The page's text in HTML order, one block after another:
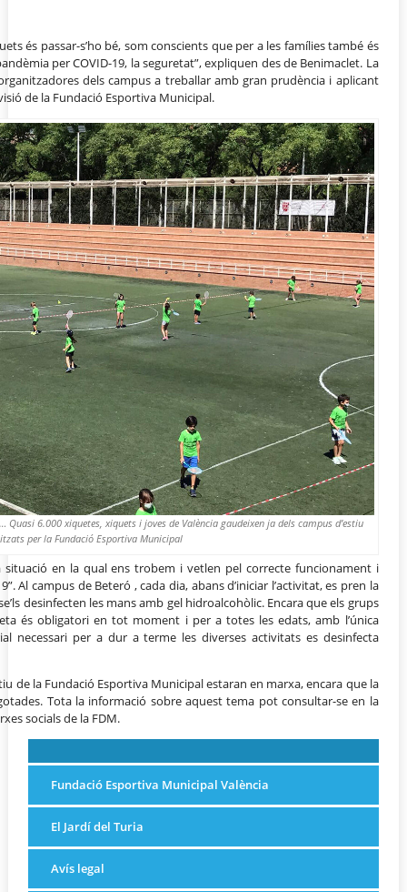
és passar-s’ho bé, som conscients que per a les famílies també és
per COVID-19, la seguretat”, expliquen des de Benimaclet. La
dels campus a treballar amb gran prudència i aplicant
de la Fundació Esportiva Municipal.
6.000 xiquetes, xiquets i joves de València gaudeixen ja dels campus d’estiu
per la Fundació Esportiva Municipal
en la qual ens trobem i vetlen pel correcte funcionament i
Al campus de Beteró , cada dia, abans d’iniciar l’activitat, es pren la
desinfecten les mans amb gel hidroalcohòlic. Encara que els grups
és obligatori en tot moment i per a totes les edats, amb l’única
necessari per a dur a terme les diverses activitats es desinfecta
de la Fundació Esportiva Municipal estaran en marxa, encara que la
Tota la informació sobre aquest tema pot consultar-se en la
socials de la FDM.
Fundació Esportiva Municipal València
El Jardí del Turia
Avís legal